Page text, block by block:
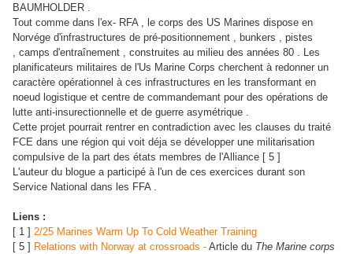
BAUMHOLDER .
Tout comme dans l'ex- RFA , le corps des US Marines dispose en
Norvége d'infrastructures de pré-positionnement , bunkers , pistes
, camps d'entraînement , construites au milieu des années 80 . Les
planificateurs militaires de l'Us Marine Corps cherchent à redonner un
caractère opérationnel à ces infrastructures en les transformant en
noeud logistique et centre de commandemant pour des opérations de
lutte anti-insurectionnelle et de guerre asymétrique .
Cette projet pourrait rentrer en contradiction avec les clauses du traité
FCE dans une région qui voit déja se développer une militarisation
compulsive de la part des états membres de l'Alliance [ 5 ]
L'auteur du blogue a participé à l'un de ces exercices durant son
Service National dans les FFA .
Liens :
[ 1 ] 2/25 Marines Warm Up To Cold Weather Training
[ 5 ] Relations with Norway at crossroads - Article du The Marine corps